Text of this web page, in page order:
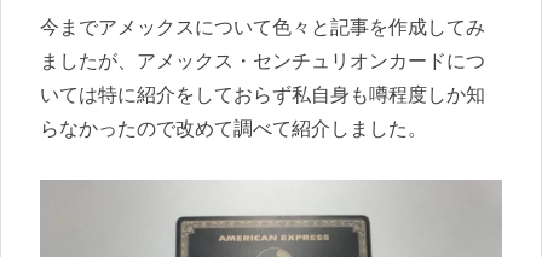
今までアメックスについて色々と記事を作成してみ
ましたが、アメックス・センチュリオンカードにつ
いては特に紹介をしておらず私自身も噂程度しか知
らなかったので改めて調べて紹介しました。